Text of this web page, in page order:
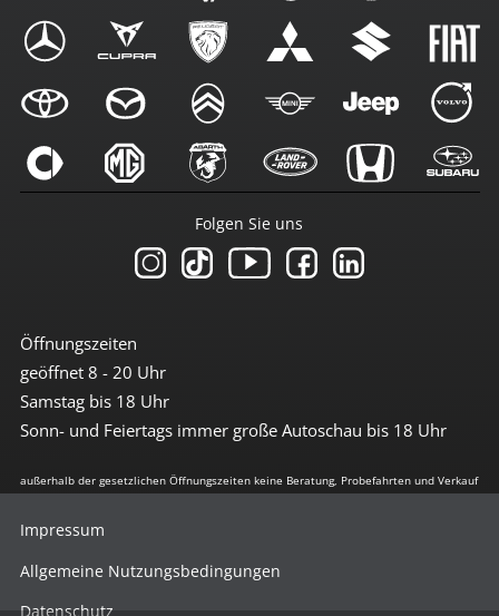
Öffnungszeiten
geöffnet 8 - 20 Uhr
Samstag bis 18 Uhr
Sonn- und Feiertags immer große Autoschau bis 18 Uhr
Folgen Sie uns
außerhalb der gesetzlichen Öffnungszeiten keine Beratung, Probefahrten und Verkauf
Impressum
Allgemeine Nutzungsbedingungen
Datenschutz